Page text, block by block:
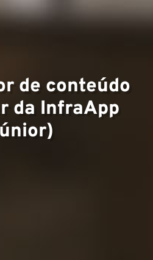
de conteúdo
da InfraApp